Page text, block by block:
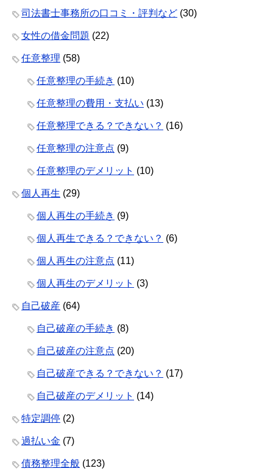
司法書士事務所の口コミ・評判など (30)
女性の借金問題 (22)
任意整理 (58)
任意整理の手続き (10)
任意整理の費用・支払い (13)
任意整理できる？できない？ (16)
任意整理の注意点 (9)
任意整理のデメリット (10)
個人再生 (29)
個人再生の手続き (9)
個人再生できる？できない？ (6)
個人再生の注意点 (11)
個人再生のデメリット (3)
自己破産 (64)
自己破産の手続き (8)
自己破産の注意点 (20)
自己破産できる？できない？ (17)
自己破産のデメリット (14)
特定調停 (2)
過払い金 (7)
債務整理全般 (123)